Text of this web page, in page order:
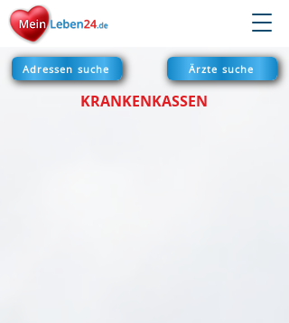
Adressen suche Ärzte suche
KRANKENKASSEN